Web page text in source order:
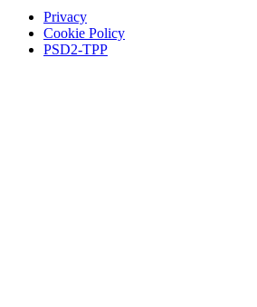
Privacy
Cookie Policy
PSD2-TPP